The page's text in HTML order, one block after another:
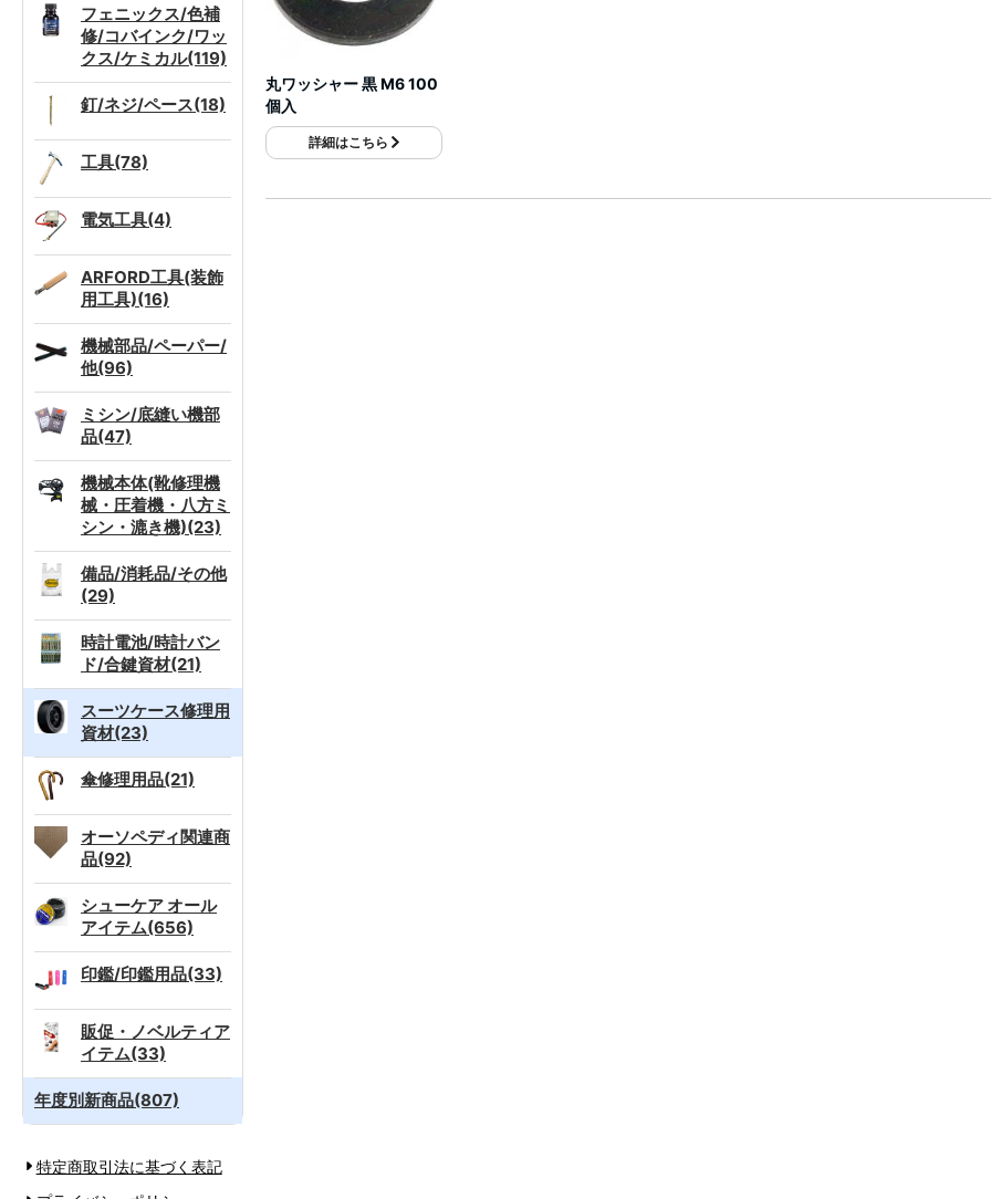
フェニックス/色補
修/コバインク/ワッ
クス/ケミカル(119)
釘/ネジ/ペース(18)
工具(78)
電気工具(4)
ARFORD工具(装飾
用工具)(16)
機械部品/ペーパー/
他(96)
ミシン/底縫い機部
品(47)
機械本体(靴修理機
械・圧着機・八方ミ
シン・漉き機)(23)
備品/消耗品/その他
(29)
時計電池/時計バン
ド/合鍵資材(21)
スーツケース修理用
資材(23)
傘修理用品(21)
オーソペディ関連商
品(92)
シューケア オール
アイテム(656)
印鑑/印鑑用品(33)
販促・ノベルティア
イテム(33)
年度別新商品(807)
特定商取引法に基づく表記
丸ワッシャー 黒 M6 100
個入
詳細はこちら